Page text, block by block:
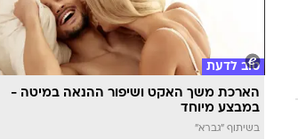
טוב לדעת
הארכת משך האקט ושיפור ההנאה במיטה -
במבצע מיוחד
בשיתוף "גברא"